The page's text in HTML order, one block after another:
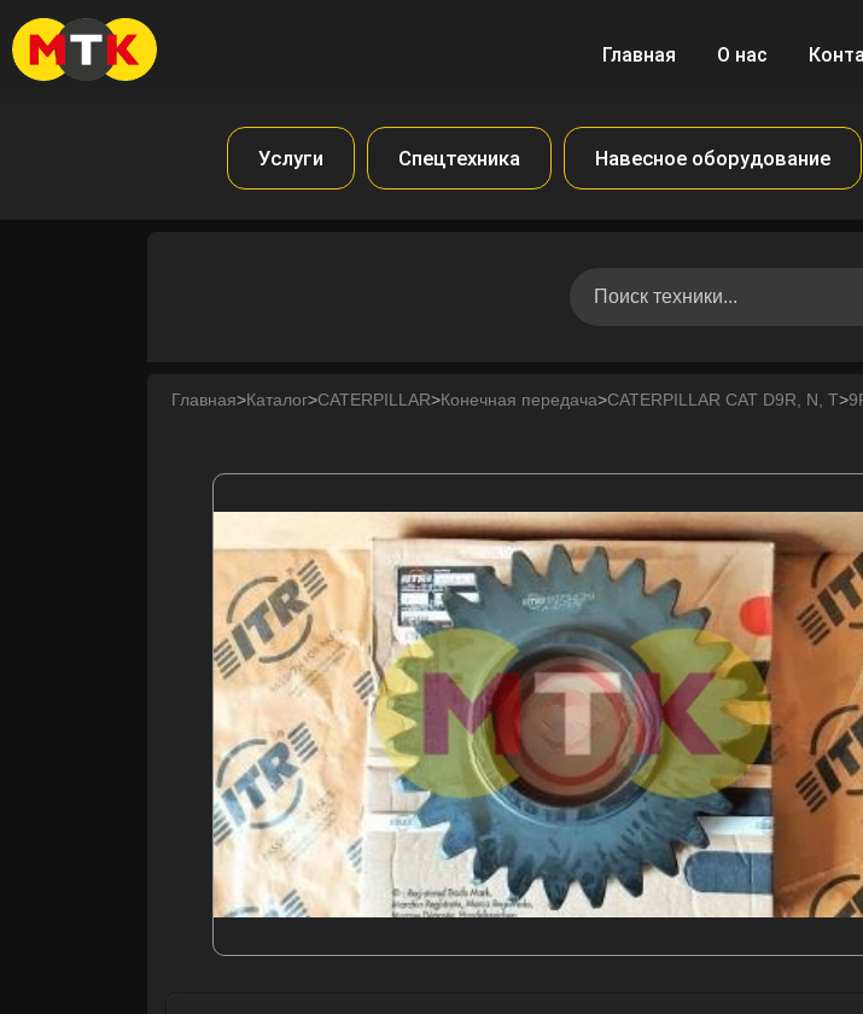
Главная О нас
Услуги Спецтехника Навесное оборудование
Главная>Каталог>CATERPILLAR>Конечная передача>CATERPILLAR CAT D9R, N, T>